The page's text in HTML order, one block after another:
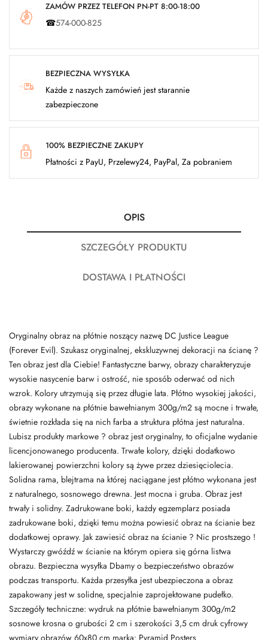
ZAMÓW PRZEZ TELEFON PN-PT 8:00-18:00
☎574-000-825
BEZPIECZNA WYSYŁKA
Każde z naszych zamówień jest starannie
zabezpieczone
100% BEZPIECZNE ZAKUPY
Płatności z PayU, Przelewy24, PayPal, Za pobraniem
OPIS
SZCZEGÓŁY PRODUKTU
DOSTAWA I PŁATNOŚCI
Oryginalny obraz na płótnie noszący nazwę DC Justice League
(Forever Evil). Szukasz oryginalnej, ekskluzywnej dekoracji na ścianę ?
Ten obraz jest dla Ciebie! Fantastyczne barwy, obrazy charakteryzuje
wysokie nasycenie barw i ostrość, nie sposób oderwać od nich
wzrok. Kolory utrzymują się przez długie lata. Płótno wysokiej jakości,
obrazy wykonane na płótnie bawełnianym 300g/m2 są mocne i trwałe,
świetnie rozkłada się na nich farba a struktura płótna jest naturalna.
Lubisz produkty markowe ? obraz jest oryginalny, to oficjalne wydanie
licencjonowanego producenta. Trwałe kolory, dzięki dodatkowo
lakierowanej powierzchni kolory są żywe przez dziesięciolecia.
Solidna rama, blejtrama na której naciągane jest płótno wykonana jest
z naturalnego, sosnowego drewna. Jest mocna i gruba. Obraz jest
trwały i solidny. Zadrukowane boki, każdy egzemplarz posiada
zadrukowane boki, dzięki temu można powiesić obraz na ścianie bez
dodatkowej oprawy. Jak zawiesić obraz na ścianie ? Nic prostszego !
Wystarczy gwóźdź w ścianie na którym opiera się górna listwa
obrazu. Bezpieczna wysyłka Dbamy o bezpieczeństwo obrazów
podczas transportu. Każda przesyłka jest ubezpieczona a obraz
zapakowany jest w solidne, specjalnie zaprojektowane pudełko.
Szczegóły techniczne: wydruk na płótnie bawełnianym 300g/m2
sosnowe krosna o grubości 2 cm i szerokości 3,5 cm druk cyfrowy